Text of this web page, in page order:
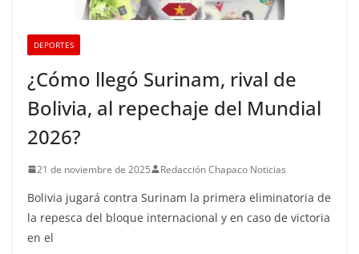
DEPORTES
¿Cómo llegó Surinam, rival de
Bolivia, al repechaje del Mundial
2026?
21 de noviembre de 2025 Redacción Chapaco Noticias
Bolivia jugará contra Surinam la primera eliminatoria de
la repesca del bloque internacional y en caso de victoria
en el